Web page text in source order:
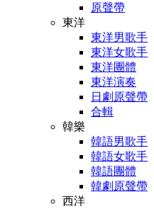
原聲帶
東洋
東洋男歌手
東洋女歌手
東洋團體
東洋演奏
日劇原聲帶
合輯
韓樂
韓語男歌手
韓語女歌手
韓語團體
韓劇原聲帶
西洋